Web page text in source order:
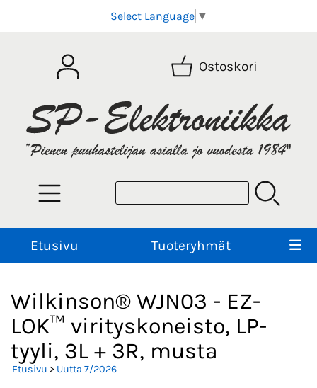
Select Language ▼
Ostoskori
Etusivu Tuoteryhmät
Wilkinson® WJN03 - EZ-
LOK™ virityskoneisto, LP-
tyyli, 3L + 3R, musta
Etusivu > Uutta 7/2026